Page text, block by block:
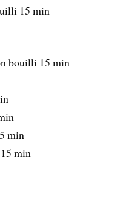
15 min
bouilli 15 min
min
min